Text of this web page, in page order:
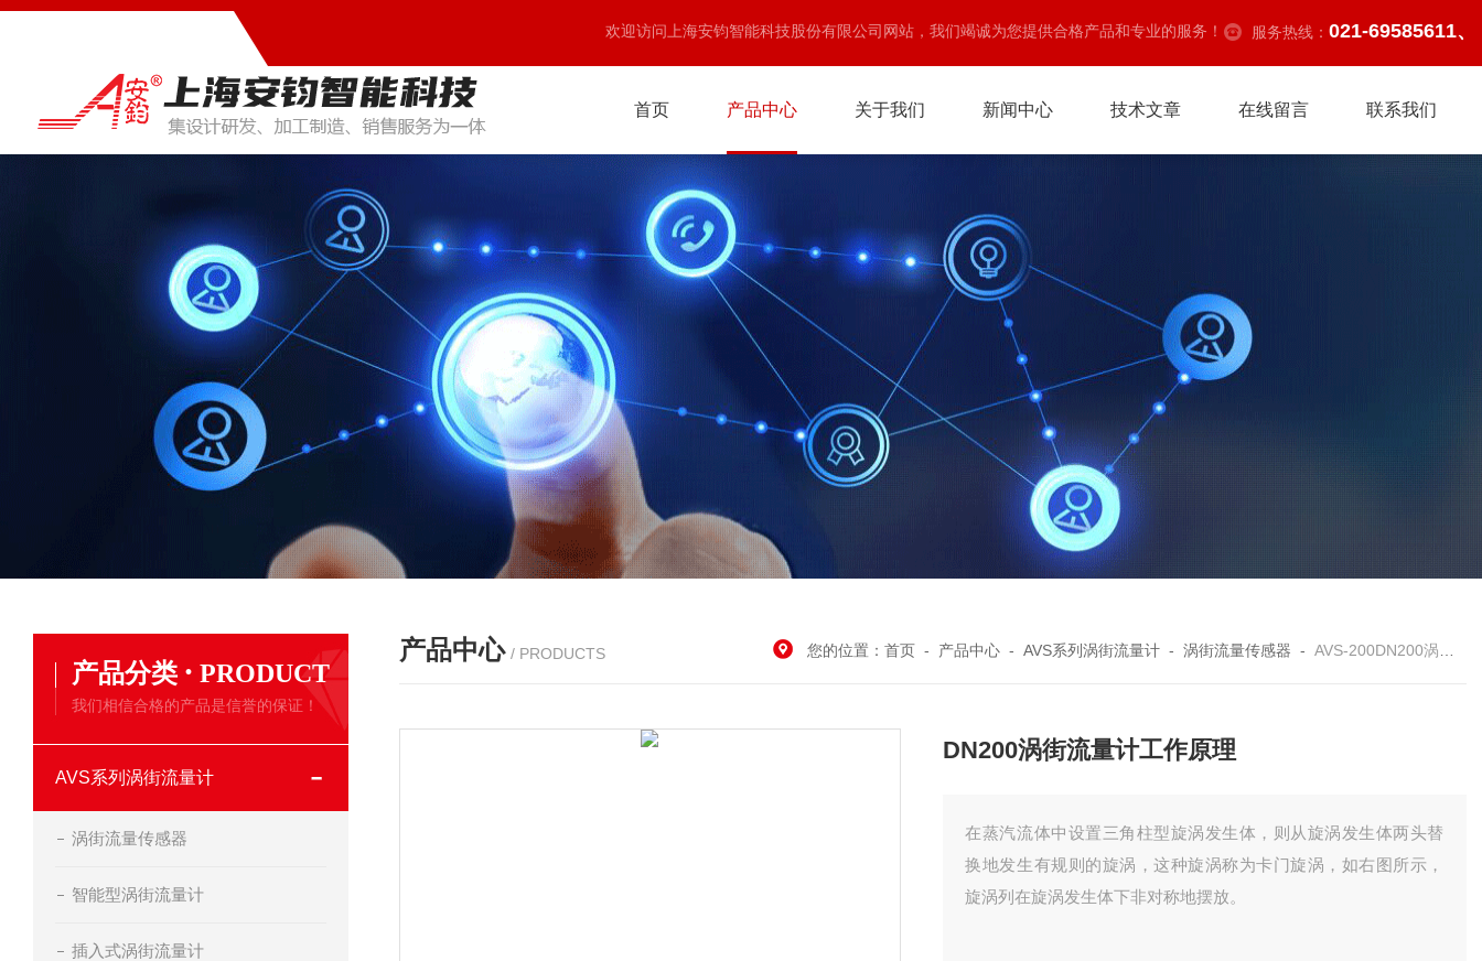
欢迎访问上海安钧智能科技股份有限公司网站，我们竭诚为您提供合格产品和专业的服务！ 服务热线： 021-69585611、
首页 产品中心 关于我们 新闻中心 技术文章 在线留言 联系我们
产品分类 · PRODUCT
我们相信合格的产品是信誉的保证！
AVS系列涡街流量计
涡街流量传感器
智能型涡街流量计
插入式涡街流量计
产品中心 / PRODUCTS 您的位置：首页 - 产品中心 -AVS系列涡街流量计 -涡街流量传感器 -AVS-200DN200涡街流量计工作原理
DN200涡街流量计工作原理
在蒸汽流体中设置三角柱型旋涡发生体，则从旋涡发生体两头替
换地发生有规则的旋涡，这种旋涡称为卡门旋涡，如右图所示，
旋涡列在旋涡发生体下非对称地摆放。